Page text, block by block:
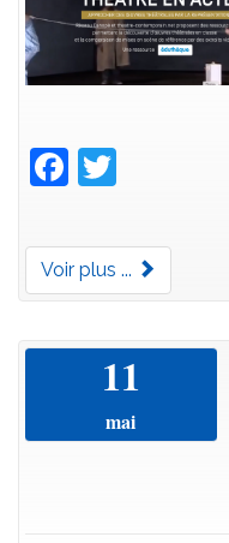
Facebook
Voir plus ...
11
mai